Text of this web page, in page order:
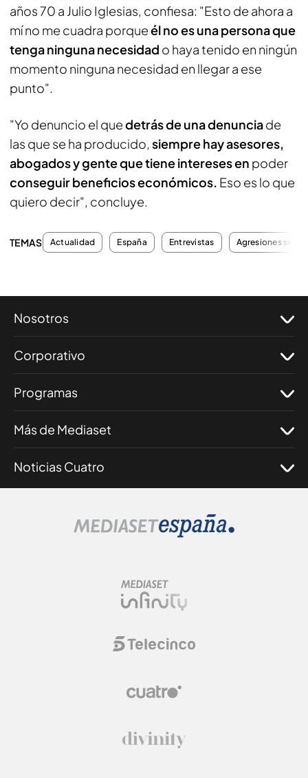
años 70 a Julio Iglesias, confiesa: "Esto de ahora a
mí no me cuadra porqueél no es una persona que
tenga ninguna necesidad o haya tenido en ningún
momento ninguna necesidad en llegar a ese
punto".
"Yo denuncio el quedetrás de una denunciade
las que se ha producido, siempre hay asesores,
abogados y gente que tiene intereses en poder
conseguir beneficios económicos. Eso es lo que
quiero decir", concluye.
TEMAS Actualidad España Entrevistas Agresiones
Nosotros
Corporativo
Programas
Más de Mediaset
Noticias Cuatro